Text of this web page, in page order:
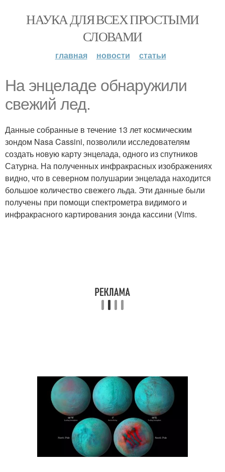
НАУКА ДЛЯ ВСЕХ ПРОСТЫМИ
СЛОВАМИ
главная новости статьи
На энцеладе обнаружили
свежий лед.
Данные собранные в течение 13 лет космическим
зондом Nasa Cassini, позволили исследователям
создать новую карту энцелада, одного из спутников
Сатурна. На полученных инфракрасных изображениях
видно, что в северном полушарии энцелада находится
большое количество свежего льда. Эти данные были
получены при помощи спектрометра видимого и
инфракрасного картирования зонда кассини (Vims.